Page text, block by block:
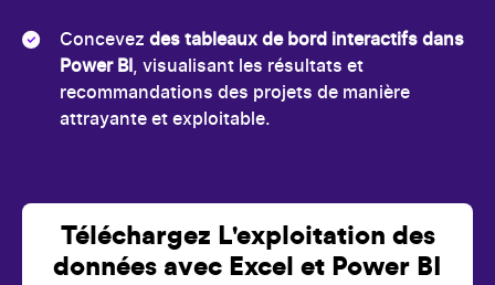
Concevez des tableaux de bord interactifs dans
Power BI , visualisant les résultats et
recommandations des projets de manière
attrayante et exploitable.
Téléchargez L'exploitation des
données avec Excel et Power BI